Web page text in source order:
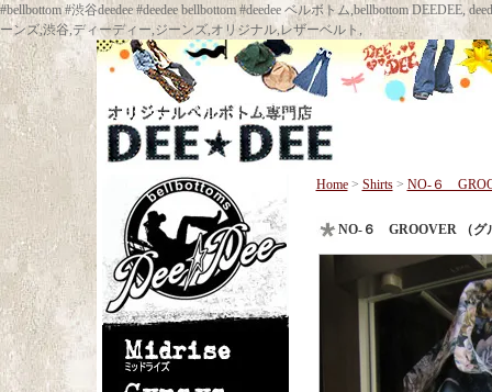
#bellbottom #渋谷deedee #deedee bellbottom #deedee ベルボトム,bellbottom
ーンズ,渋谷,ディーディー,ジーンズ,オリジナル,レザーベルト,
Home> Shirts> NO-６
NO-６ GROOVER （グ